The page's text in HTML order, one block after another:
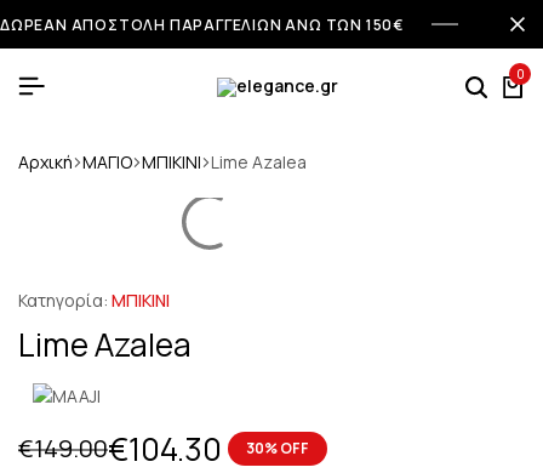
ΔΩΡΕΑΝ ΑΠΟΣΤΟΛΗ ΠΑΡΑΓΓΕΛΙΩΝ ΑΝΩ ΤΩΝ 150€
0
Αρχική ΜΑΓΙΟ ΜΠΙΚΙΝΙ Lime Azalea
Κατηγορία: ΜΠΙΚΙΝΙ
Lime Azalea
€149.00€104.30 30% OFF